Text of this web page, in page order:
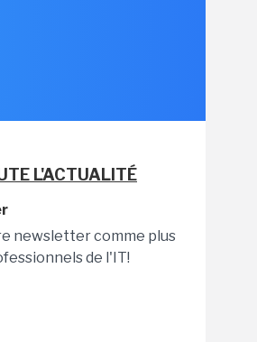
L'ACTUALITÉ
newsletter comme plus
de l'IT!